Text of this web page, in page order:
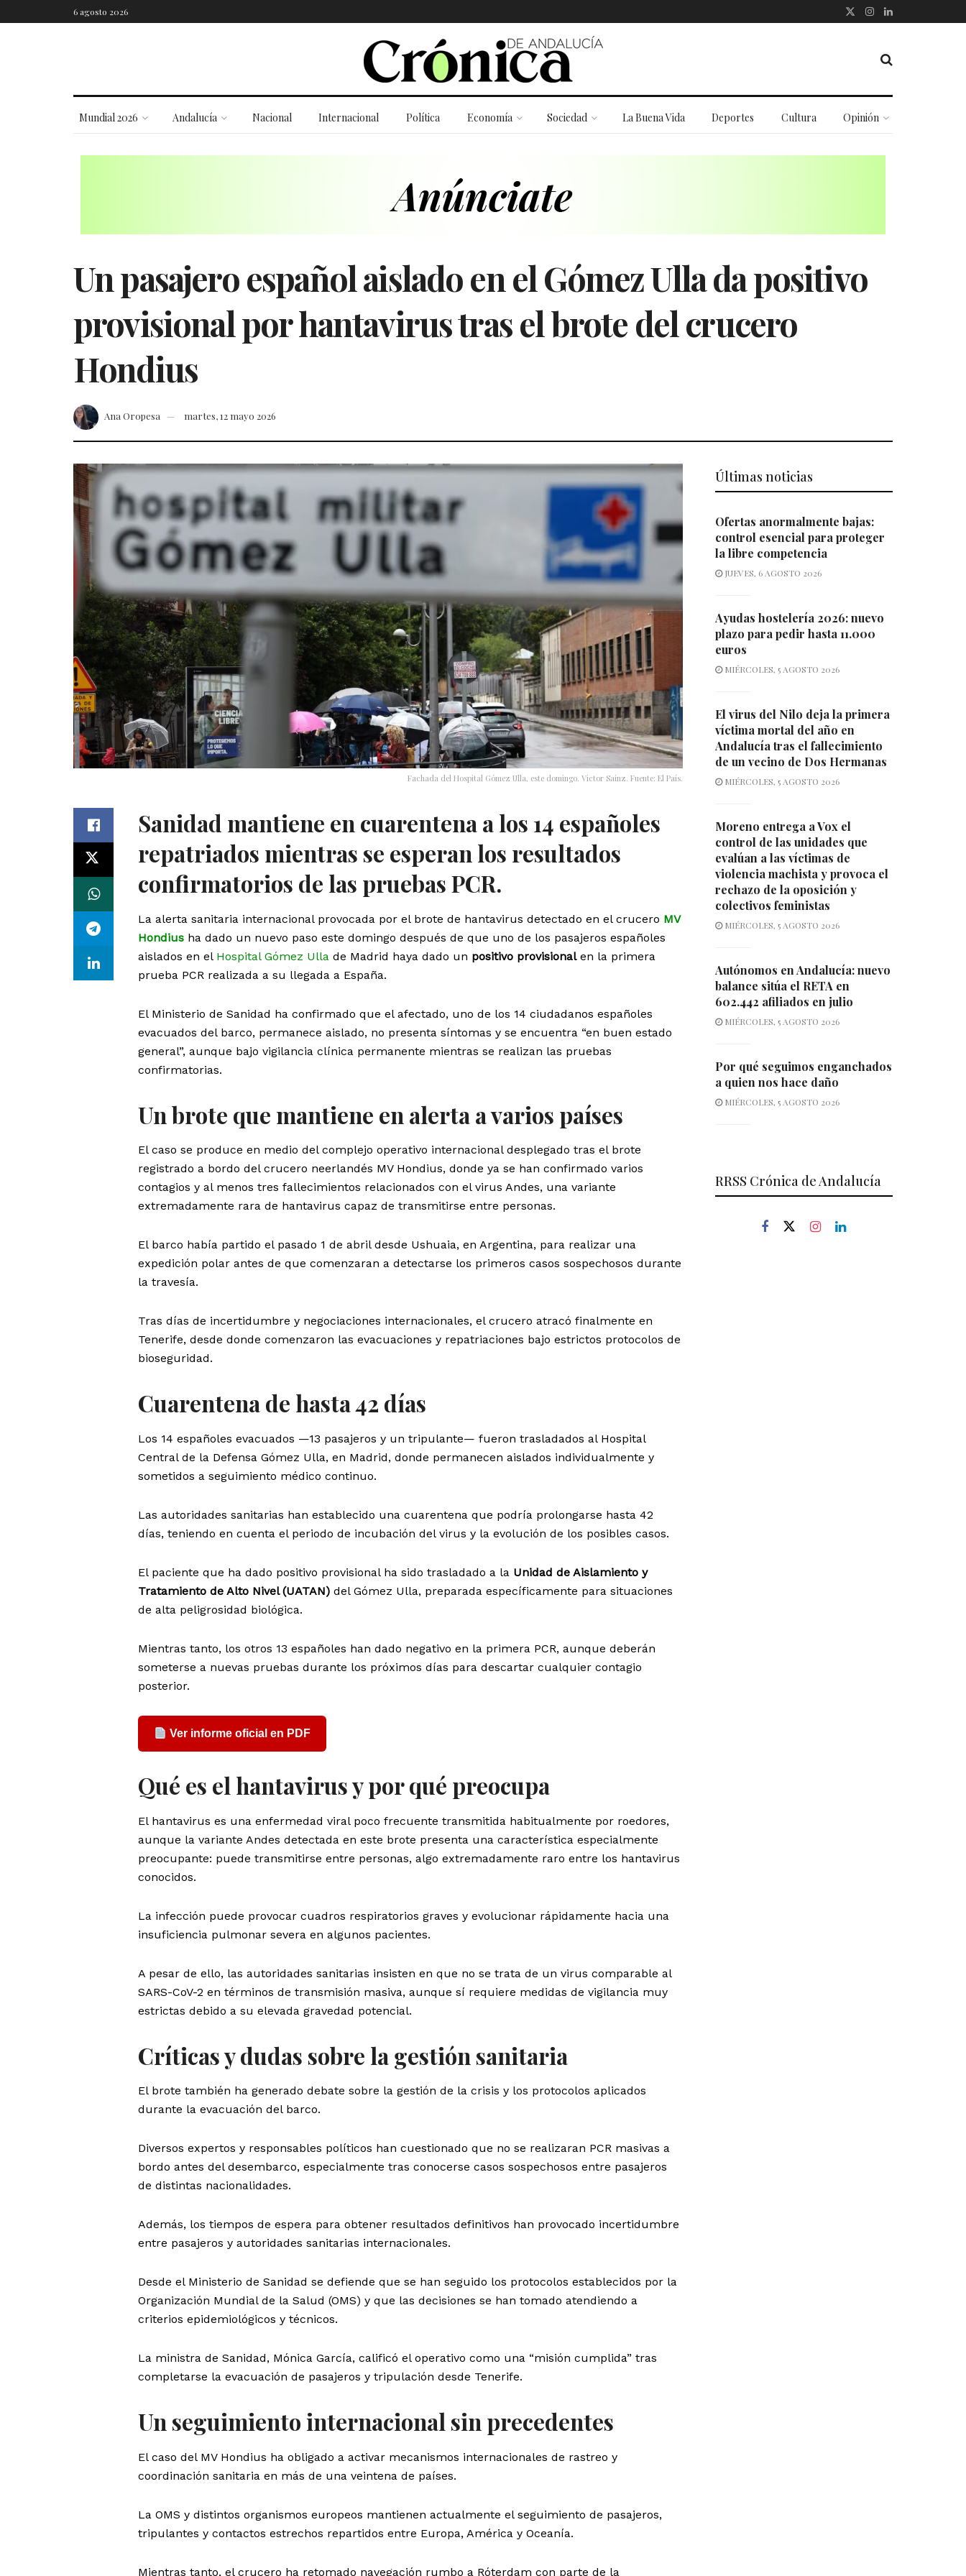
6 agosto 2026
Mundial 2026 Andalucía Nacional Internacional Política Economía Sociedad La Buena Vida Deportes Cultura Opinión
Un pasajero español aislado en el Gómez Ulla da positivo
provisional por hantavirus tras el brote del crucero
Hondius
Ana Oropesa martes, 12 mayo 2026
Fachada del Hospital Gómez Ulla, este domingo. Victor Sainz. Fuente: El País.
Sanidad mantiene en cuarentena a los 14 españoles
repatriados mientras se esperan los resultados
confirmatorios de las pruebas PCR.
La alerta sanitaria internacional provocada por el brote de hantavirus detectado en el crucero MV
Hondius ha dado un nuevo paso este domingo después de que uno de los pasajeros españoles
aislados en el Hospital Gómez Ulla de Madrid haya dado un positivo provisionalen la primera
prueba PCR realizada a su llegada a España.
El Ministerio de Sanidad ha confirmado que el afectado, uno de los 14 ciudadanos españoles
evacuados del barco, permanece aislado, no presenta síntomas y se encuentra “en buen estado
general”, aunque bajo vigilancia clínica permanente mientras se realizan las pruebas
confirmatorias.
Un brote que mantiene en alerta a varios países
El caso se produce en medio del complejo operativo internacional desplegado tras el brote
registrado a bordo del crucero neerlandés MV Hondius, donde ya se han confirmado varios
contagios y al menos tres fallecimientos relacionados con el virus Andes, una variante
extremadamente rara de hantavirus capaz de transmitirse entre personas.
El barco había partido el pasado 1 de abril desde Ushuaia, en Argentina, para realizar una
expedición polar antes de que comenzaran a detectarse los primeros casos sospechosos durante
la travesía.
Tras días de incertidumbre y negociaciones internacionales, el crucero atracó finalmente en
Tenerife, desde donde comenzaron las evacuaciones y repatriaciones bajo estrictos protocolos de
bioseguridad.
Cuarentena de hasta 42 días
Los 14 españoles evacuados —13 pasajeros y un tripulante— fueron trasladados al Hospital
Central de la Defensa Gómez Ulla, en Madrid, donde permanecen aislados individualmente y
sometidos a seguimiento médico continuo.
Las autoridades sanitarias han establecido una cuarentena que podría prolongarse hasta 42
días, teniendo en cuenta el periodo de incubación del virus y la evolución de los posibles casos.
El paciente que ha dado positivo provisional ha sido trasladado a la Unidad de Aislamiento y
Tratamiento de Alto Nivel (UATAN) del Gómez Ulla, preparada específicamente para situaciones
de alta peligrosidad biológica.
Mientras tanto, los otros 13 españoles han dado negativo en la primera PCR, aunque deberán
someterse a nuevas pruebas durante los próximos días para descartar cualquier contagio
posterior.
Ver informe oficial en PDF
Qué es el hantavirus y por qué preocupa
El hantavirus es una enfermedad viral poco frecuente transmitida habitualmente por roedores,
aunque la variante Andes detectada en este brote presenta una característica especialmente
preocupante: puede transmitirse entre personas, algo extremadamente raro entre los hantavirus
conocidos.
La infección puede provocar cuadros respiratorios graves y evolucionar rápidamente hacia una
insuficiencia pulmonar severa en algunos pacientes.
A pesar de ello, las autoridades sanitarias insisten en que no se trata de un virus comparable al
SARS-CoV-2 en términos de transmisión masiva, aunque sí requiere medidas de vigilancia muy
estrictas debido a su elevada gravedad potencial.
Críticas y dudas sobre la gestión sanitaria
El brote también ha generado debate sobre la gestión de la crisis y los protocolos aplicados
durante la evacuación del barco.
Diversos expertos y responsables políticos han cuestionado que no se realizaran PCR masivas a
bordo antes del desembarco, especialmente tras conocerse casos sospechosos entre pasajeros
de distintas nacionalidades.
Además, los tiempos de espera para obtener resultados definitivos han provocado incertidumbre
entre pasajeros y autoridades sanitarias internacionales.
Desde el Ministerio de Sanidad se defiende que se han seguido los protocolos establecidos por la
Organización Mundial de la Salud (OMS) y que las decisiones se han tomado atendiendo a
criterios epidemiológicos y técnicos.
La ministra de Sanidad, Mónica García, calificó el operativo como una “misión cumplida” tras
completarse la evacuación de pasajeros y tripulación desde Tenerife.
Un seguimiento internacional sin precedentes
El caso del MV Hondius ha obligado a activar mecanismos internacionales de rastreo y
coordinación sanitaria en más de una veintena de países.
La OMS y distintos organismos europeos mantienen actualmente el seguimiento de pasajeros,
tripulantes y contactos estrechos repartidos entre Europa, América y Oceanía.
Mientras tanto, el crucero ha retomado navegación rumbo a Róterdam con parte de la
Últimas noticias
Ofertas anormalmente bajas:
control esencial para proteger
la libre competencia
JUEVES, 6 AGOSTO 2026
Ayudas hostelería 2026: nuevo
plazo para pedir hasta 11.000
euros
MIÉRCOLES, 5 AGOSTO 2026
El virus del Nilo deja la primera
víctima mortal del año en
Andalucía tras el fallecimiento
de un vecino de Dos Hermanas
MIÉRCOLES, 5 AGOSTO 2026
Moreno entrega a Vox el
control de las unidades que
evalúan a las víctimas de
violencia machista y provoca el
rechazo de la oposición y
colectivos feministas
MIÉRCOLES, 5 AGOSTO 2026
Autónomos en Andalucía: nuevo
balance sitúa el RETA en
602.442 afiliados en julio
MIÉRCOLES, 5 AGOSTO 2026
Por qué seguimos enganchados
a quien nos hace daño
MIÉRCOLES, 5 AGOSTO 2026
RRSS Crónica de Andalucía